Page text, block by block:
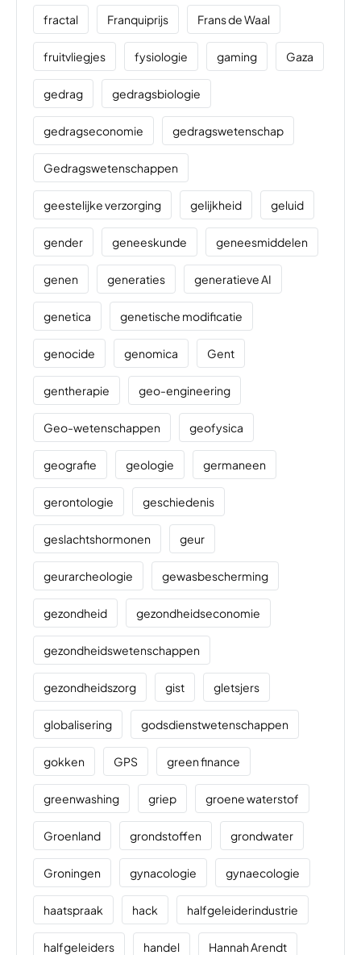
fractal Franquiprijs Frans de Waal
fruitvliegjes fysiologie gaming Gaza
gedrag gedragsbiologie
gedragseconomie gedragswetenschap
Gedragswetenschappen
geestelijke verzorging gelijkheid geluid
gender geneeskunde geneesmiddelen
genen generaties generatieve AI
genetica genetische modificatie
genocide genomica Gent
gentherapie geo-engineering
Geo-wetenschappen geofysica
geografie geologie germaneen
gerontologie geschiedenis
geslachtshormonen geur
geurarcheologie gewasbescherming
gezondheid gezondheidseconomie
gezondheidswetenschappen
gezondheidszorg gist gletsjers
globalisering godsdienstwetenschappen
gokken GPS green finance
greenwashing griep groene waterstof
Groenland grondstoffen grondwater
Groningen gynacologie gynaecologie
haatspraak hack halfgeleiderindustrie
halfgeleiders handel Hannah Arendt